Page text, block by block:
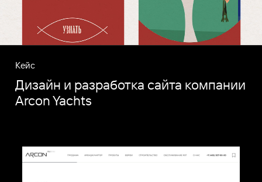
Кейс
Дизайн и разработка сайта компании
Arcon Yachts